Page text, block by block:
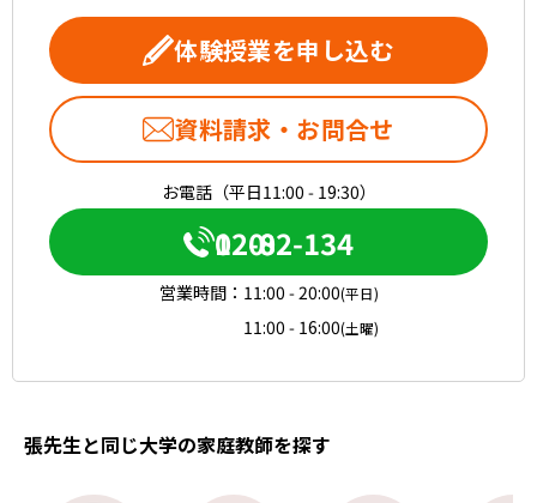
体験授業を申し込む
資料請求・お問合せ
お電話（平日11:00 - 19:30）
0120-082-134
営業時間： 11:00 - 20:00(平日)
11:00 - 16:00(土曜)
張先生と同じ大学の家庭教師を探す